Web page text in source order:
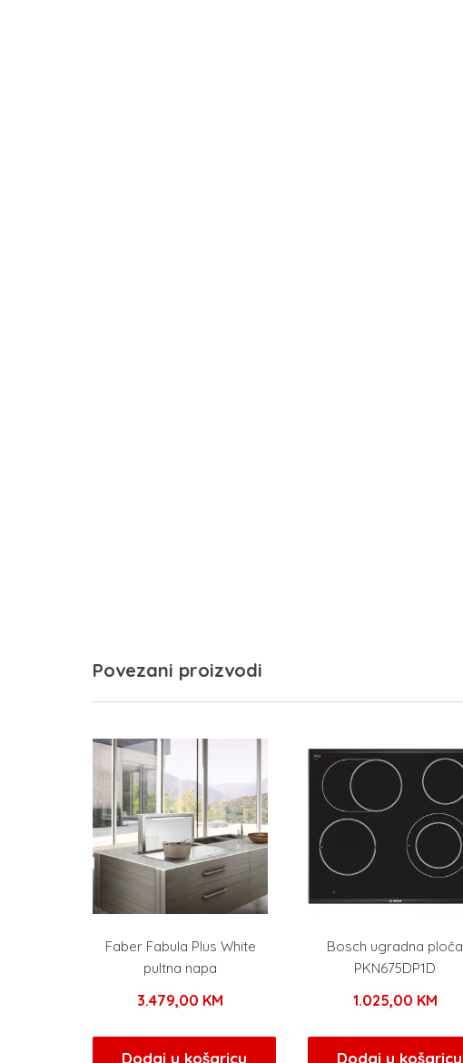
Povezani proizvodi
Faber Fabula Plus White
pultna napa
3.479,00 KM
Dodaj u košaricu
Bosch ugradna ploča
PKN675DP1D
1.025,00 KM
Dodaj u košaricu